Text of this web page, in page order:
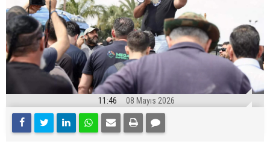
11:46 08 Mayıs 2026